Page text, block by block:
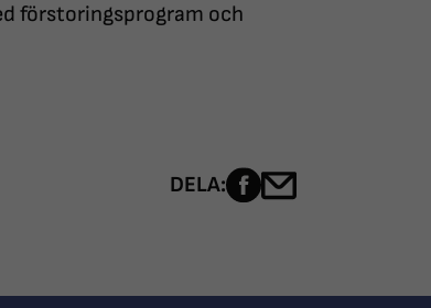
förstoringsprogram och
DELA: Dela sidan på